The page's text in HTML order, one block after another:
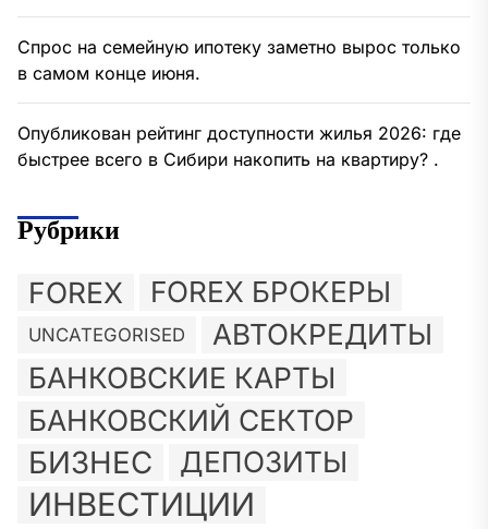
Спрос на семейную ипотеку заметно вырос только
в самом конце июня.
Опубликован рейтинг доступности жилья 2026: где
быстрее всего в Сибири накопить на квартиру? .
Рубрики
FOREX FOREX БРОКЕРЫ
UNCATEGORISED АВТОКРЕДИТЫ
БАНКОВСКИЕ КАРТЫ
БАНКОВСКИЙ СЕКТОР
БИЗНЕС ДЕПОЗИТЫ
ИНВЕСТИЦИИ